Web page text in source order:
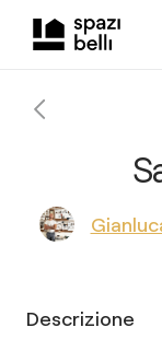
Descrizione